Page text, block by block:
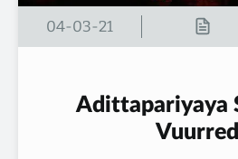
04-03-21
Adittapariyaya